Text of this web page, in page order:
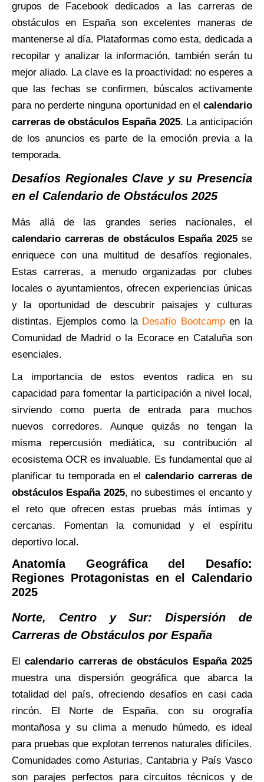
grupos de Facebook dedicados a las carreras de
obstáculos en España son excelentes maneras de
mantenerse al día. Plataformas como esta, dedicada a
recopilar y analizar la información, también serán tu
mejor aliado. La clave es la proactividad: no esperes a
que las fechas se confirmen, búscalos activamente
para no perderte ninguna oportunidad en el calendario
carreras de obstáculos España 2025. La anticipación
de los anuncios es parte de la emoción previa a la
temporada.
Desafíos Regionales Clave y su Presencia
en el Calendario de Obstáculos 2025
Más allá de las grandes series nacionales, el
calendario carreras de obstáculos España 2025 se
enriquece con una multitud de desafíos regionales.
Estas carreras, a menudo organizadas por clubes
locales o ayuntamientos, ofrecen experiencias únicas
y la oportunidad de descubrir paisajes y culturas
distintas. Ejemplos como la Desafío Bootcampen la
Comunidad de Madrid o la Ecorace en Cataluña son
esenciales.
La importancia de estos eventos radica en su
capacidad para fomentar la participación a nivel local,
sirviendo como puerta de entrada para muchos
nuevos corredores. Aunque quizás no tengan la
misma repercusión mediática, su contribución al
ecosistema OCR es invaluable. Es fundamental que al
planificar tu temporada en elcalendario carreras de
obstáculos España 2025, no subestimes el encanto y
el reto que ofrecen estas pruebas más íntimas y
cercanas. Fomentan la comunidad y el espíritu
deportivo local.
Anatomía Geográfica del Desafío:
Regiones Protagonistas en el Calendario
2025
Norte, Centro y Sur: Dispersión de
Carreras de Obstáculos por España
Elcalendario carreras de obstáculos España 2025
muestra una dispersión geográfica que abarca la
totalidad del país, ofreciendo desafíos en casi cada
rincón. El Norte de España, con su orografía
montañosa y su clima a menudo húmedo, es ideal
para pruebas que explotan terrenos naturales difíciles.
Comunidades como Asturias, Cantabria y País Vasco
son parajes perfectos para circuitos técnicos y de